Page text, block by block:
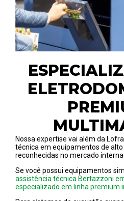
Nossa expertise vai além da
técnica em equipamentos de
reconhecidas no mercado
Se você possui equipamentos
assistência técnica Bertazzoni
especializado em linha premium